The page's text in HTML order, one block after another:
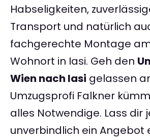
Habseligkeiten,
Transport und natürlich
fachgerechte Montage
Wohnort in Iasi. Geh den
Wien nach Iasi gelassen
Umzugsprofi Falkner
alles Notwendige. Lass dir
unverbindlich ein Angebot